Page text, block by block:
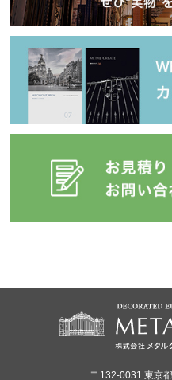
〒132-0031 東京